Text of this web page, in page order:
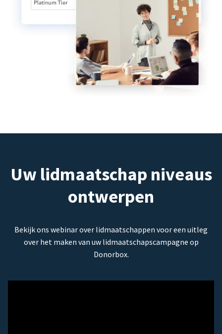
Uw lidmaatschap niveaus
ontwerpen
Bekijk ons webinar over lidmaatschappen voor een uitleg
over het maken van uw lidmaatschapscampagne op
Donorbox.